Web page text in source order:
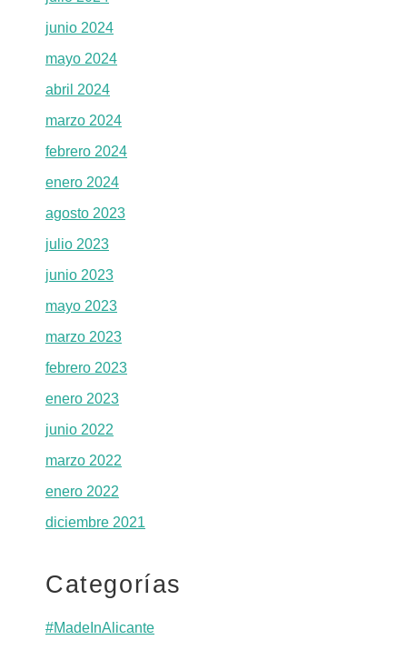
junio 2024
mayo 2024
abril 2024
marzo 2024
febrero 2024
enero 2024
agosto 2023
julio 2023
junio 2023
mayo 2023
marzo 2023
febrero 2023
enero 2023
junio 2022
marzo 2022
enero 2022
diciembre 2021
Categorías
#MadeInAlicante